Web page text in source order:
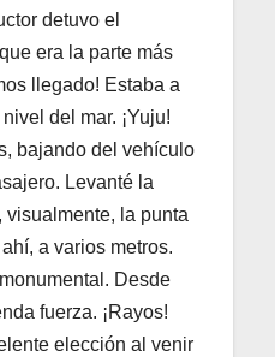
detuvo el
era la parte más
llegado! Estaba a
del mar. ¡Yuju!
bajando del vehículo
Levanté la
visualmente, la punta
a varios metros.
Desde
fuerza. ¡Rayos!
elección al venir